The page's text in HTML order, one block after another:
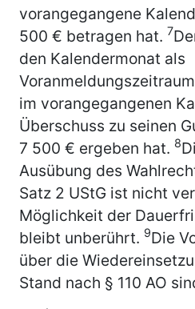
vorangegangene
500 € betragen hat. 7
den Kalendermonat als
im vorangegangenen
Überschuss zu seinen
7 500 € ergeben hat. 8
Ausübung des
Satz 2 UStG ist nicht
Möglichkeit der
bleibt unberührt. 9Die
über die
Stand nach § 110 AO